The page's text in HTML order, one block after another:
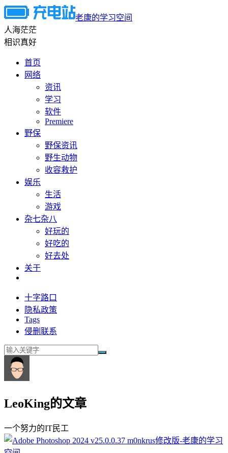
老康的学习空间
人海茫茫
相识真好
首页
网络
资讯
学习
软件
Premiere
野保
野保资讯
野生动物
收容救护
娱乐
生活
游戏
杂七杂八
好玩的
好吃的
好去处
关于
十字路口
隐私政策
Tags
侵删联系
LeoKing的文章
一个努力的IT民工